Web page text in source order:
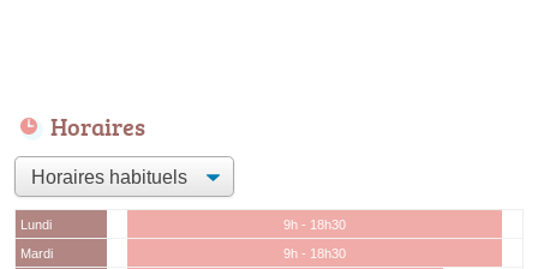
Horaires
Lundi
9h - 18h30
Mardi
9h - 18h30